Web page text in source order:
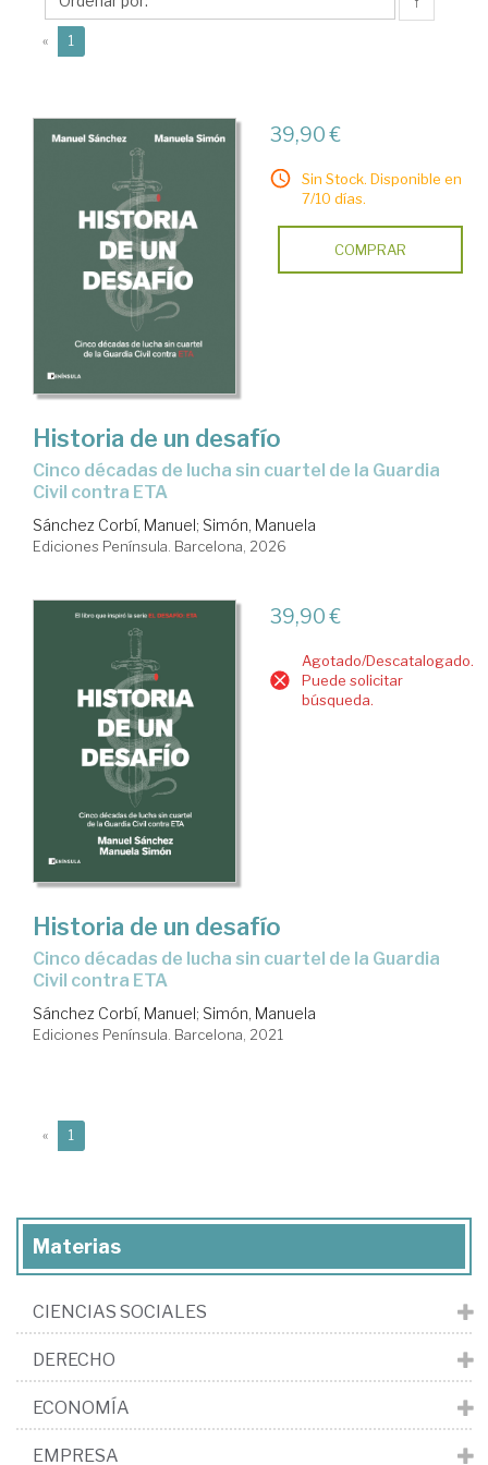
« 1
39,90 €
Sin Stock. Disponible en
7/10 días.
COMPRAR
Historia de un desafío
Cinco décadas de lucha sin cuartel de la Guardia
Civil contra ETA
Sánchez Corbí, Manuel; Simón, Manuela
Ediciones Península. Barcelona, 2026
39,90 €
Agotado/Descatalogado.
Puede solicitar
búsqueda.
Historia de un desafío
cinco décadas de lucha sin cuartel de la Guardia
Civil contra ETA
Sánchez Corbí, Manuel; Simón, Manuela
Ediciones Península. Barcelona, 2021
« 1
Materias
CIENCIAS SOCIALES
DERECHO
ECONOMÍA
EMPRESA